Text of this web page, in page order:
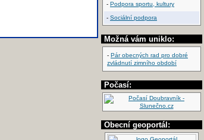
- Podpora sportu, kultury
- Sociální podpora
Možná vám uniklo:
- Pár obecných rad pro dobré
zvládnutí zimního období
Počasí:
Obecní geoportál: